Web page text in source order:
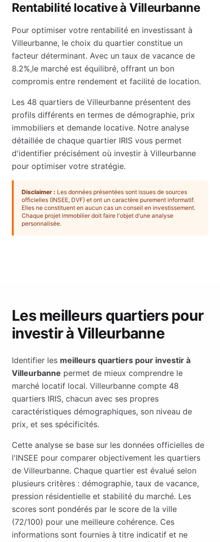
Rentabilité locative àVilleurbanne
Pour optimiser votre rentabilité en investissant à
Villeurbanne, le choix du quartier constitue un
facteur déterminant. Avec un taux de vacance de
8.2%,le marché est équilibré, offrant un bon
compromis entre rendement et facilité de location.
Les 48 quartiers de Villeurbanne présentent des
profils différents en termes de démographie, prix
immobiliers et demande locative. Notre analyse
détaillée de chaque quartier IRIS vous permet
d'identifier précisément où investir à Villeurbanne
pour optimiser votre stratégie.
Disclaimer : Les données présentées sont issues de sources
officielles (INSEE, DVF) et ont un caractère purement informatif.
Elles ne constituent en aucun cas un conseil en investissement.
Chaque projet immobilier doit faire l'objet d'une analyse
personnalisée.
Les meilleurs quartiers pour
investir àVilleurbanne
Identifier les meilleurs quartiers pour investir à
Villeurbanne permet de mieux comprendre le
marché locatif local. Villeurbanne compte 48
quartiers IRIS, chacun avec ses propres
caractéristiques démographiques, son niveau de
prix, et ses spécificités.
Cette analyse se base sur les données officielles de
l'INSEE pour comparer objectivement les quartiers
de Villeurbanne. Chaque quartier est évalué selon
plusieurs critères : démographie, taux de vacance,
pression résidentielle et stabilité du marché. Les
scores sont pondérés par le score de la ville
(72/100) pour une meilleure cohérence. Ces
informations sont fournies à titre indicatif et ne